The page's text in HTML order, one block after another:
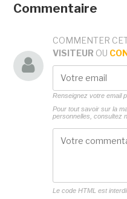
Commentaire
COMMENTER
VISITEUR OU
Renseignez votre email
Pour tout savoir sur la
personnelles, consultez
Le code HTML est